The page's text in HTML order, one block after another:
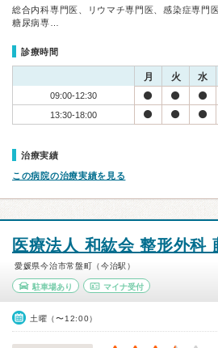
総合内科専門医、リウマチ専門医、感染症専門
糖尿病専…
診療時間
月 火 水
09:00-12:30
13:30-18:00
治療実績
この病院の治療実績を見る
医療法人 和紘会 整形外科
愛媛県今治市常盤町（今治駅）
駐車場あり マイナ受付
土曜（〜12:00）